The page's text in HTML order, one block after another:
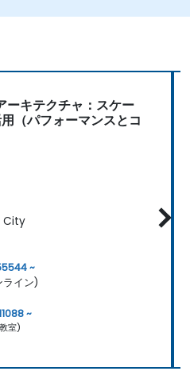
ーキテクチャ：スケー
（パフォーマンスとコ
City
~
ライン)
~
室)